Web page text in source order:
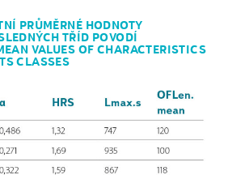
PRŮMĚRNÉ HODNOTY
TŘÍD POVODÍ
VALUES OF CHARACTERISTICS
CLASSES